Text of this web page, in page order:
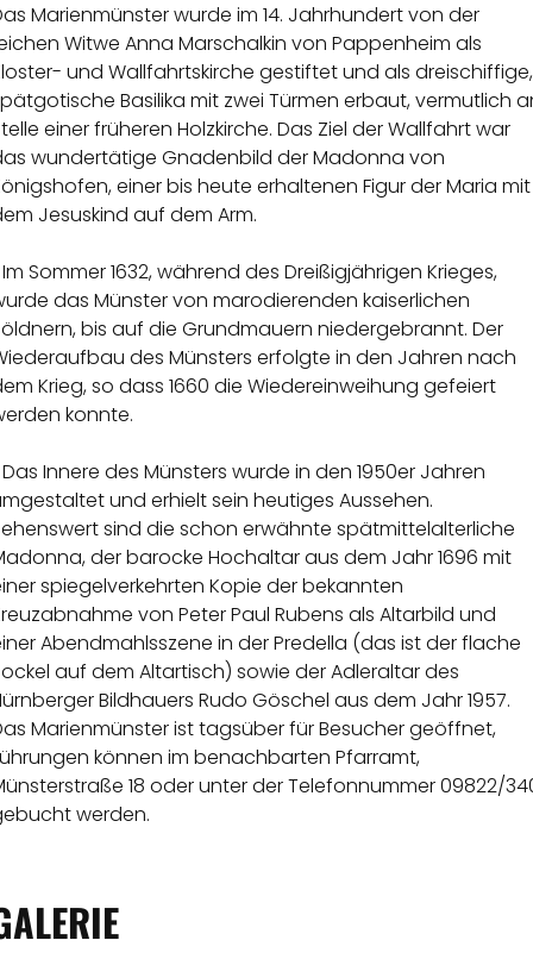
Marienmünster wurde im 14. Jahrhundert von der
Witwe Anna Marschalkin von Pappenheim als
und Wallfahrtskirche gestiftet und als dreischiffige,
Basilika mit zwei Türmen erbaut, vermutlich
einer früheren Holzkirche. Das Ziel der Wallfahrt war
wundertätige Gnadenbild der Madonna von
einer bis heute erhaltenen Figur der Maria mit
Jesuskind auf dem Arm.
Sommer 1632, während des Dreißigjährigen Krieges,
das Münster von marodierenden kaiserlichen
bis auf die Grundmauern niedergebrannt. Der
des Münsters erfolgte in den Jahren nach
Krieg, so dass 1660 die Wiedereinweihung gefeiert
konnte.
Innere des Münsters wurde in den 1950er Jahren
und erhielt sein heutiges Aussehen.
sind die schon erwähnte spätmittelalterliche
der barocke Hochaltar aus dem Jahr 1696 mit
spiegelverkehrten Kopie der bekannten
von Peter Paul Rubens als Altarbild und
Abendmahlsszene in der Predella (das ist der flache
auf dem Altartisch) sowie der Adleraltar des
Bildhauers Rudo Göschel aus dem Jahr 1957.
Marienmünster ist tagsüber für Besucher geöffnet,
können im benachbarten Pfarramt,
18 oder unter der Telefonnummer 09822/
werden.